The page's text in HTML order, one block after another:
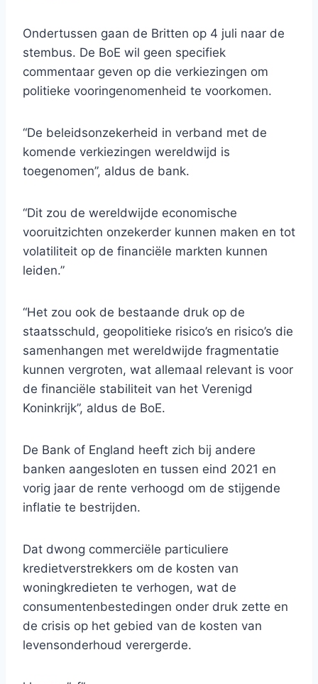
Ondertussen gaan de Britten op 4 juli naar de
stembus. De BoE wil geen specifiek
commentaar geven op die verkiezingen om
politieke vooringenomenheid te voorkomen.
“De beleidsonzekerheid in verband met de
komende verkiezingen wereldwijd is
toegenomen”, aldus de bank.
“Dit zou de wereldwijde economische
vooruitzichten onzekerder kunnen maken en tot
volatiliteit op de financiële markten kunnen
leiden.”
“Het zou ook de bestaande druk op de
staatsschuld, geopolitieke risico’s en risico’s die
samenhangen met wereldwijde fragmentatie
kunnen vergroten, wat allemaal relevant is voor
de financiële stabiliteit van het Verenigd
Koninkrijk”, aldus de BoE.
De Bank of England heeft zich bij andere
banken aangesloten en tussen eind 2021 en
vorig jaar de rente verhoogd om de stijgende
inflatie te bestrijden.
Dat dwong commerciële particuliere
kredietverstrekkers om de kosten van
woningkredieten te verhogen, wat de
consumentenbestedingen onder druk zette en
de crisis op het gebied van de kosten van
levensonderhoud verergerde.